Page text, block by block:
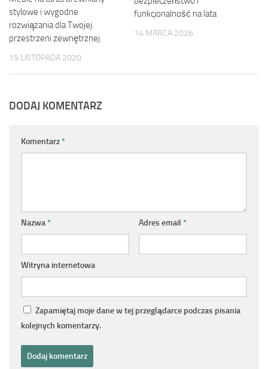
stylowe i wygodne
rozwiązania dla Twojej
przestrzeni zewnętrznej
15 LISTOPADA 2020
funkcjonalność na lata
14 MARCA 2026
DODAJ KOMENTARZ
Komentarz *
Nazwa * Adres email *
Witryna internetowa
Zapamiętaj moje dane w tej przeglądarce podczas pisania
kolejnych komentarzy.